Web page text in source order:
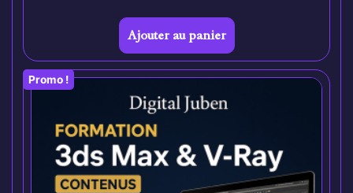
Ajouter au panier
Promo !